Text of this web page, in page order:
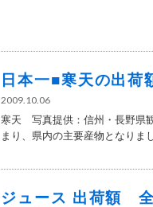
日本一■寒天の出荷
2009.10.06
寒天 写真提供：信州・長野県
まり、県内の主要産物となりま
ジュース 出荷額